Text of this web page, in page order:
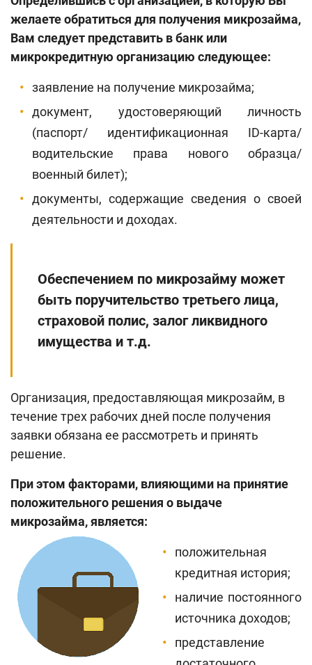
желаете обратиться для получения микрозайма,
Вам следует представить в банк или
микрокредитную организацию следующее:
заявление на получение микрозайма;
документ, удостоверяющий личность
(паспорт/ идентификационная ID-карта/
водительские права нового образца/
военный билет);
документы, содержащие сведения о своей
деятельности и доходах.
Обеспечением по микрозайму может
быть поручительство третьего лица,
страховой полис, залог ликвидного
имущества и т.д.
Организация, предоставляющая микрозайм, в
течение трех рабочих дней после получения
заявки обязана ее рассмотреть и принять
решение.
При этом факторами, влияющими на принятие
положительного решения о выдаче
микрозайма, является:
положительная
кредитная история;
наличие постоянного
источника доходов;
представление